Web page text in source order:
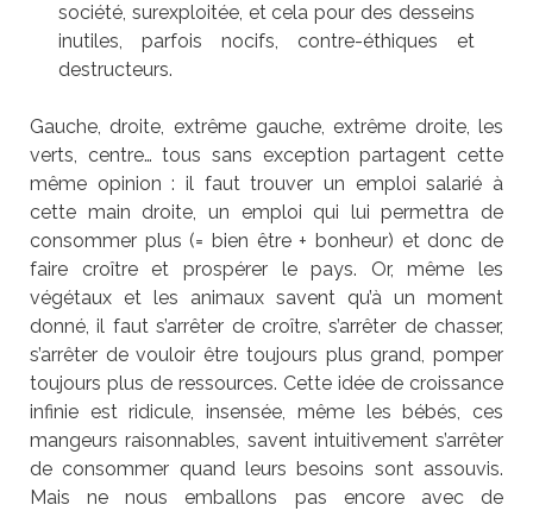
société, surexploitée, et cela pour des desseins
inutiles, parfois nocifs, contre-éthiques et
destructeurs.
Gauche, droite, extrême gauche, extrême droite, les
verts, centre… tous sans exception partagent cette
même opinion : il faut trouver un emploi salarié à
cette main droite, un emploi qui lui permettra de
consommer plus (= bien être + bonheur) et donc de
faire croître et prospérer le pays. Or, même les
végétaux et les animaux savent qu’à un moment
donné, il faut s’arrêter de croître, s’arrêter de chasser,
s’arrêter de vouloir être toujours plus grand, pomper
toujours plus de ressources. Cette idée de croissance
infinie est ridicule, insensée, même les bébés, ces
mangeurs raisonnables, savent intuitivement s’arrêter
de consommer quand leurs besoins sont assouvis.
Mais ne nous emballons pas encore avec de